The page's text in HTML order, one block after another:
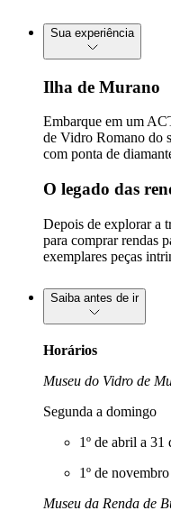
Sua experiência
Ilha de Murano
Embarque em um
de Vidro Romano do
com ponta de
O legado das
Depois de explorar a
para comprar rendas
exemplares peças
Saiba antes de ir
Horários
Museu do Vidro de
Segunda a domingo
1º de abril a 31
1º de
Museu da Renda de